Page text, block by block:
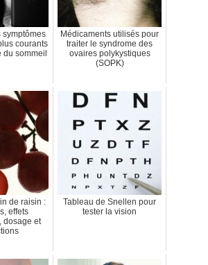
symptômes
courants
sommeil
Médicaments utilisés pour
traiter le syndrome des
ovaires polykystiques
(SOPK)
de raisin :
effets
dosage et
Tableau de Snellen pour
tester la vision